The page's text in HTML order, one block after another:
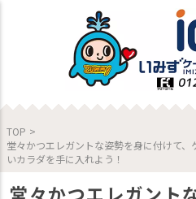
TOP >
堂々かつエレガントな姿勢を身に付けて
いカラダを手に入れよう！
堂々かつエレガント